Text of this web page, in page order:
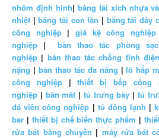
nhôm định hình| băng tải xích nhựa
nhiệt |băng tải con lăn | băng tải dây
công nghiệp|giá kệ công nghiệp
nghiệp |bàn thao tác phòng
nghiệp | bàn thao tác chống tĩnh điện
nặng | bàn thao tác đa năng |lò hấp
công nghiệp|thiết bị bếp công
nghiệp | bàn mát | tủ trưng bày | tủ
đá viên công nghiệp | tủ đông lạnh |
bar | thiết bị chế biến thực phẩm |
rửa bát băng chuyền | máy rửa bát